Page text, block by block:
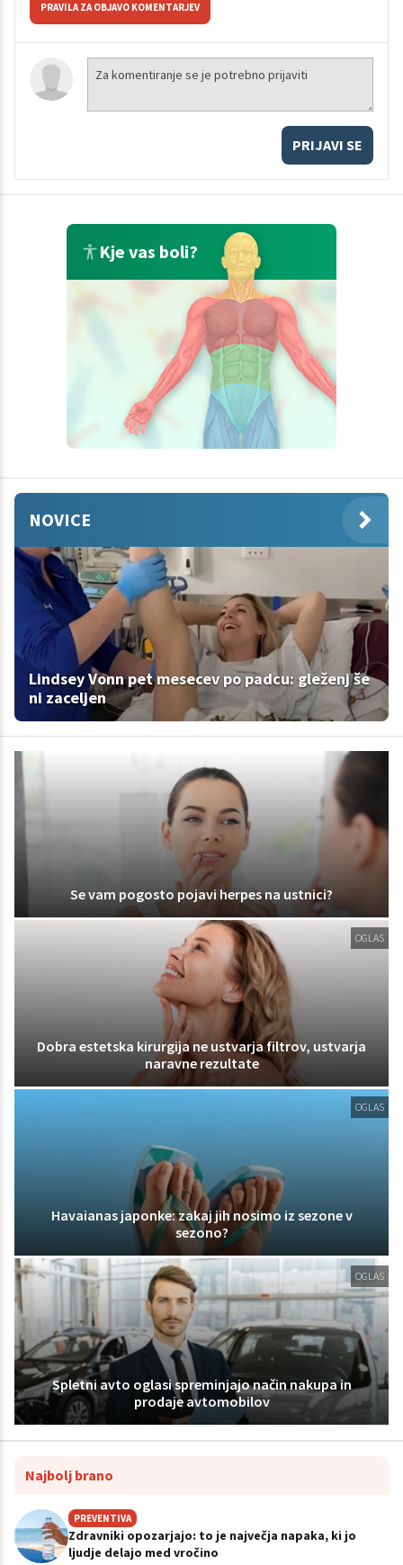
PRAVILA ZA OBJAVO KOMENTARJEV
PRIJAVI SE
Kje vas boli?
NOVICE
Lindsey Vonn pet mesecev po padcu: gleženj še
ni zaceljen
Se vam pogosto pojavi herpes na ustnici?
OGLAS
Dobra estetska kirurgija ne ustvarja filtrov, ustvarja
naravne rezultate
OGLAS
Havaianas japonke: zakaj jih nosimo iz sezone v
sezono?
OGLAS
Spletni avto oglasi spreminjajo način nakupa in
prodaje avtomobilov
Najbolj brano
PREVENTIVA
Zdravniki opozarjajo: to je največja napaka, ki jo
ljudje delajo med vročino